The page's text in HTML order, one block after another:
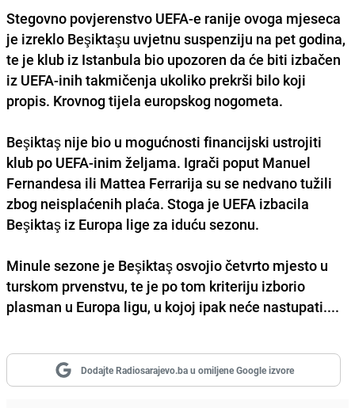
Stegovno povjerenstvo UEFA-e ranije ovoga mjeseca
je izreklo Beşiktaşu uvjetnu suspenziju na pet godina,
te je klub iz Istanbula bio upozoren da će biti izbačen
iz UEFA-inih takmičenja ukoliko prekrši bilo koji
propis. Krovnog tijela europskog nogometa.
Beşiktaş nije bio u mogućnosti financijski ustrojiti
klub po UEFA-inim željama. Igrači poput Manuel
Fernandesa ili Mattea Ferrarija su se nedvano tužili
zbog neisplaćenih plaća. Stoga je UEFA izbacila
Beşiktaş iz Europa lige za iduću sezonu.
Minule sezone je Beşiktaş osvojio četvrto mjesto u
turskom prvenstvu, te je po tom kriteriju izborio
plasman u Europa ligu, u kojoj ipak neće nastupati....
Dodajte Radiosarajevo.ba u omiljene Google izvore